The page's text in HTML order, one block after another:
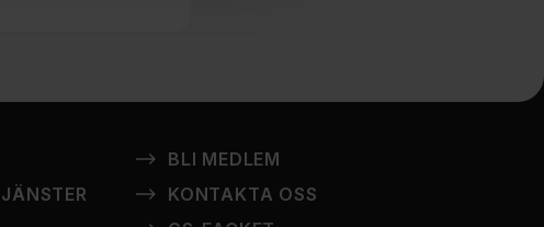
utmärkt. Skriv
BLI MEDLEM
KONTAKTA OSS